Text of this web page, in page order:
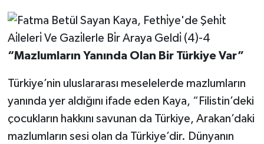
“Mazlumların Yanında Olan Bir Türkiye Var”
Türkiye’nin uluslararası meselelerde mazlumların
yanında yer aldığını ifade eden Kaya, “Filistin’deki
çocukların hakkını savunan da Türkiye, Arakan’daki
mazlumların sesi olan da Türkiye’dir. Dünyanın